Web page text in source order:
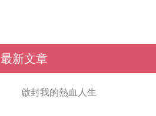
最新文章
啟封我的熱血人生